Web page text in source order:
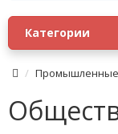
Категории
Промышленные